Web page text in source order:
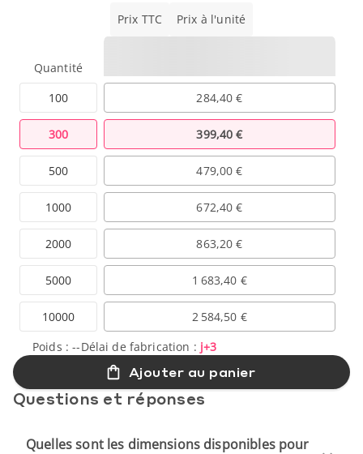
Prix TTC Prix à l'unité
Quantité
100
300
500
1000
2000
5000
10000
284,40 €
399,40 €
479,00 €
672,40 €
863,20 €
1 683,40 €
2 584,50 €
Poids :--Délai de fabrication : j+3
Ajouter au panier
Questions et réponses
Quelles sont les dimensions disponibles pour